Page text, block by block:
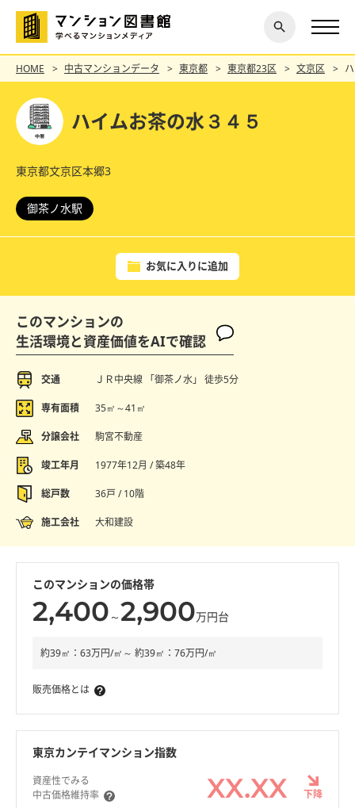
探す
閉じ
る
HOME 中古マンションデータ 東京都 東京都23区 文京区
ハイムお茶の水３４５
東京都文京区本郷3
御茶ノ水駅
お気に入りに追加
このマンションの
生活環境と資産価値をAIで確認
交通 ＪＲ中央線 「御茶ノ水」 徒歩5分
専有面積 35㎡～41㎡
分譲会社 駒宮不動産
竣工年月 1977年12月 / 築48年
総戸数 36戸 / 10階
施工会社 大和建設
このマンションの価格帯
2,400 ～2,900万円台
約39㎡：63万円/㎡～ 約39㎡：76万円/㎡
販売価格とは
東京カンテイマンション指数
資産性でみる
中古価格維持率
XX.XX 下降